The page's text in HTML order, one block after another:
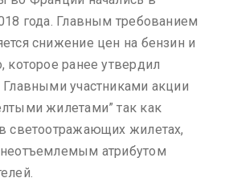
года. Главным требованием
снижение цен на бензин и
которое ранее утвердил
участниками акции
жилетами” так как
светоотражающих жилетах,
атрибутом